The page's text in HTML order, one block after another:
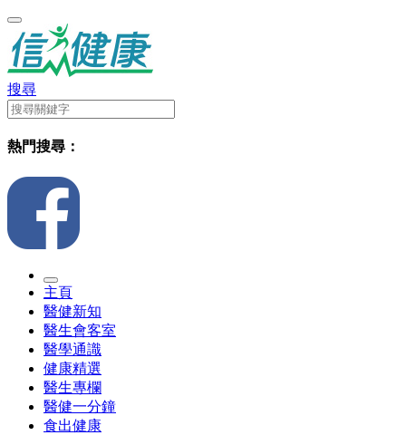
搜尋
熱門搜尋：
主頁
醫健新知
醫生會客室
醫學通識
健康精選
醫生專欄
醫健一分鐘
食出健康